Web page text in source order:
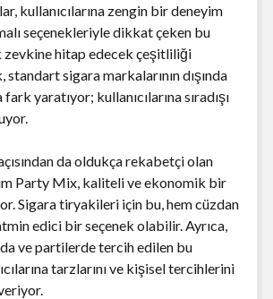
kullanıcılarına zengin bir deneyim
seçenekleriyle dikkat çeken bu
zevkine hitap edecek çeşitliliği
sigara markalarının dışında
yaratıyor; kullanıcılarına sıradışı
da oldukça rekabetçi olan
Party Mix, kaliteli ve ekonomik bir
Sigara tiryakileri için bu, hem cüzdan
edici bir seçenek olabilir. Ayrıca,
ve partilerde tercih edilen bu
tarzlarını ve kişisel tercihlerini